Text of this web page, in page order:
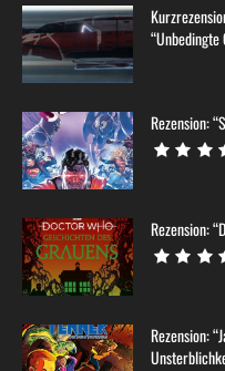
Rezension:
Rezension:
Rezension: